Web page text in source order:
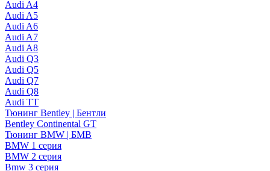
Audi A4
Audi A5
Audi A6
Audi A7
Audi A8
Audi Q3
Audi Q5
Audi Q7
Audi Q8
Audi TT
Тюнинг Bentley | Бентли
Bentley Continental GT
Тюнинг BMW | БМВ
BMW 1 серия
BMW 2 серия
Bmw 3 серия